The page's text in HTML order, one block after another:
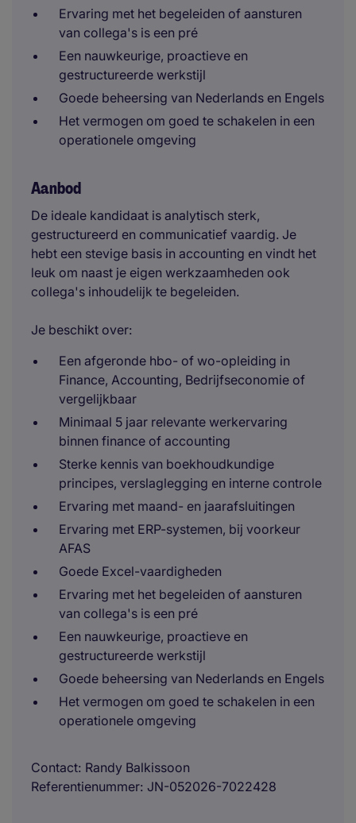
Ervaring met het begeleiden of aansturen
van collega's is een pré
Een nauwkeurige, proactieve en
gestructureerde werkstijl
Goede beheersing van Nederlands en Engels
Het vermogen om goed te schakelen in een
operationele omgeving
Aanbod
De ideale kandidaat is analytisch sterk,
gestructureerd en communicatief vaardig. Je
hebt een stevige basis in accounting en vindt het
leuk om naast je eigen werkzaamheden ook
collega's inhoudelijk te begeleiden.
Je beschikt over:
Een afgeronde hbo- of wo-opleiding in
Finance, Accounting, Bedrijfseconomie of
vergelijkbaar
Minimaal 5 jaar relevante werkervaring
binnen finance of accounting
Sterke kennis van boekhoudkundige
principes, verslaglegging en interne controle
Ervaring met maand- en jaarafsluitingen
Ervaring met ERP-systemen, bij voorkeur
AFAS
Goede Excel-vaardigheden
Ervaring met het begeleiden of aansturen
van collega's is een pré
Een nauwkeurige, proactieve en
gestructureerde werkstijl
Goede beheersing van Nederlands en Engels
Het vermogen om goed te schakelen in een
operationele omgeving
Contact Randy Balkissoon
Referentienummer JN-052026-7022428